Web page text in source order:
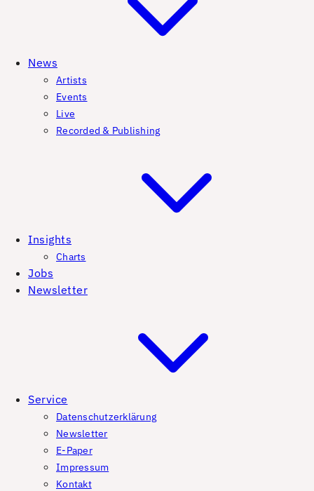
News
Artists
Events
Live
Recorded & Publishing
Insights
Charts
Jobs
Newsletter
Service
Datenschutzerklärung
Newsletter
E-Paper
Impressum
Kontakt